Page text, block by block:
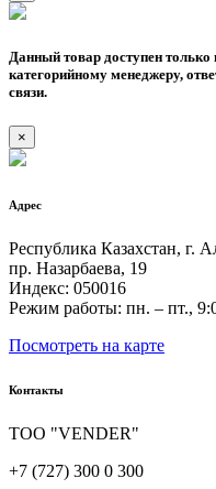
Данный товар доступен только
категорийному менеджеру,
связи.
×
Адрес
Республика Казахстан, г.
пр. Назарбаева, 19
Индекс: 050016
Режим работы: пн. – пт.,
Посмотреть на карте
Контакты
ТОО "VENDER"
+7 (727) 300 0 300